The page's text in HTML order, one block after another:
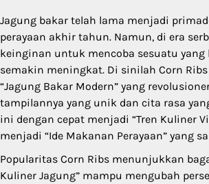
Jagung bakar telah lama menjadi
perayaan akhir tahun. Namun, di era
keinginan untuk mencoba sesuatu yang
semakin meningkat. Di sinilah Corn
“Jagung Bakar Modern” yang
tampilannya yang unik dan cita rasa
ini dengan cepat menjadi “Tren Kuliner
menjadi “Ide Makanan Perayaan” yang
Popularitas Corn Ribs menunjukkan
Kuliner Jagung” mampu mengubah